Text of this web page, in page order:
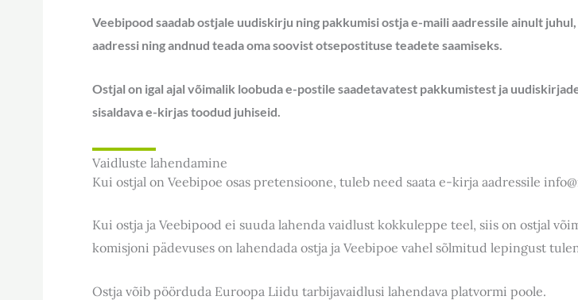
Veebipood saadab ostjale uudiskirju ning pakkumisi ostja e-maili aadressile ainult
aadressi ning andnud teada oma soovist otsepostituse teadete saamiseks.
Ostjal on igal ajal võimalik loobuda e-postile saadetavatest pakkumistest ja
sisaldava e-kirjas toodud juhiseid.
Vaidluste lahendamine
Kui ostjal on Veebipoe osas pretensioone, tuleb need saata e-kirja aadressile
Kui ostja ja Veebipood ei suuda lahenda vaidlust kokkuleppe teel, siis on ostjal
komisjoni pädevuses on lahendada ostja ja Veebipoe vahel sõlmitud lepingust
Ostja võib pöörduda Euroopa Liidu tarbijavaidlusi lahendava platvormi poole.